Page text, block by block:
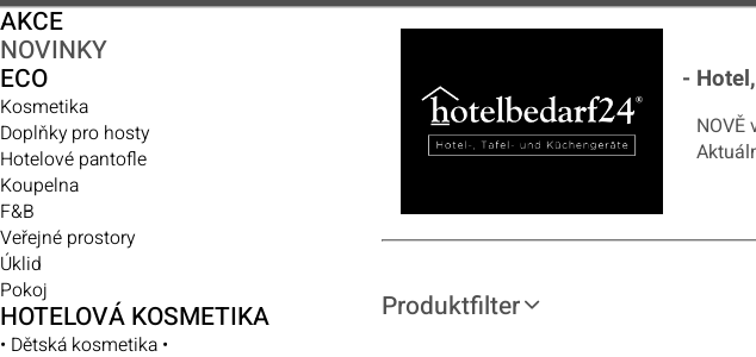
AKCE
NOVINKY
ECO
Kosmetika
Doplňky pro hosty
Hotelové pantofle
Koupelna
F&B
Veřejné prostory
Úklid
Pokoj
HOTELOVÁ KOSMETIKA
• Dětská kosmetika •
-
NOVĚ
Produktfilter